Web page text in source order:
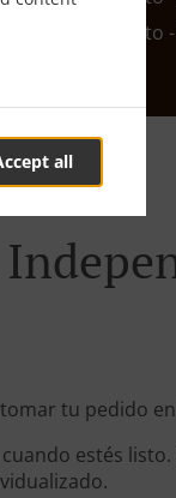
all
, Min. - $0.00, Costo
tu pedido
estés listo.